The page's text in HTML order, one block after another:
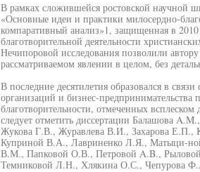
В рамках сложившейся ростовской научной
«Основные идеи и практики милосердно-
компаративный анализ»1, защищенная в 2010
благотворительной деятельности
Нечипоровой исследования позволили
рассматриваемом явлении в целом, без
В последние десятилетия образовался в
организаций и бизнес-
благотворительности, отмеченных
следует отметить диссертации Балашова
Жукова Г.В., Журавлева В.И., Захарова
Куприной В.А., Лавриненко Л.Я., Матыци-
В.М., Папковой О.В., Петровой A.B.,
Темниковой Л.Н., Хлякина О.С., Чепурова